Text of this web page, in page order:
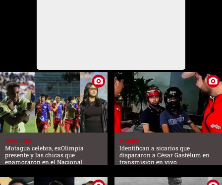
DEPORTES
Motagua celebra, exOlimpia
presente y las chicas que
enamoraron en el Nacional
MUNDO
Identifican a sicarios que
dispararon a César Gastélum en
transmisión en vivo